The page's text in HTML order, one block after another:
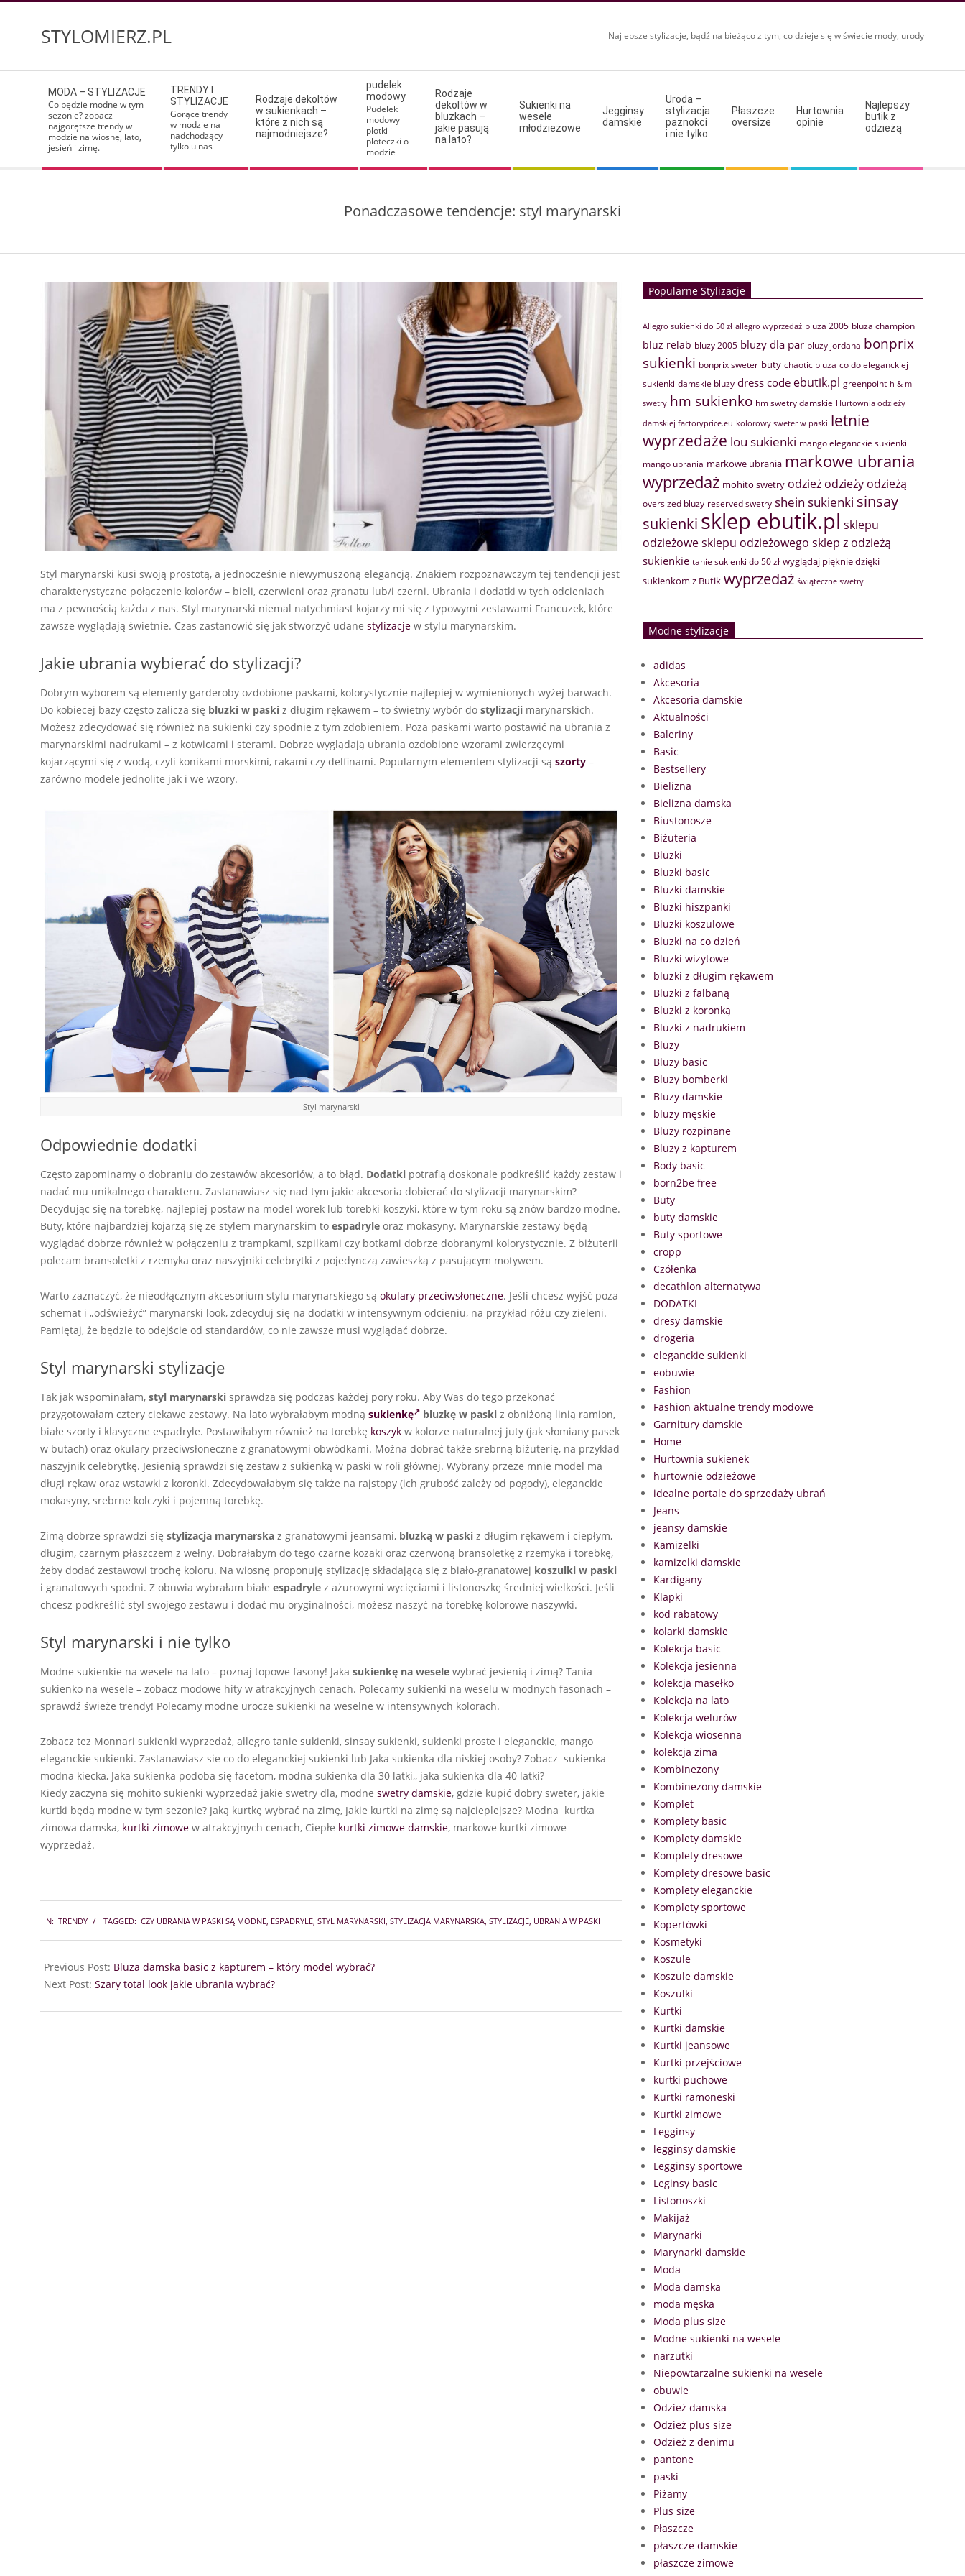
STYLOMIERZ.PL Najlepsze stylizacje, bądź na bieżąco z tym, co dzieje się w świecie mody, urody
Navigation
Menu
MODA – STYLIZACJE
Co będzie modne w tym
sezonie? zobacz
najgorętsze trendy w
modzie na wiosnę, lato,
jesień i zimę.
TRENDY I
STYLIZACJE
Gorące trendy
w modzie na
nadchodzący
tylko u nas
Rodzaje dekoltów
w sukienkach –
które z nich są
najmodniejsze?
pudelek
modowy
Pudelek
modowy
plotki i
ploteczki o
modzie
Rodzaje
dekoltów w
bluzkach –
jakie pasują
na lato?
Sukienki na
wesele
młodzieżowe
Jegginsy
damskie
Uroda –
stylizacja
paznokci
i nie tylko
Płaszcze
oversize
Hurtownia
opinie
Najlepszy
butik z
odzieżą
Ponadczasowe tendencje: styl marynarski
Styl marynarski kusi swoją prostotą, a jednocześnie niewymuszoną elegancją. Znakiem rozpoznawczym tej tendencji jest
charakterystyczne połączenie kolorów – bieli, czerwieni oraz granatu lub/i czerni. Ubrania i dodatki w tych odcieniach
ma z pewnością każda z nas. Styl marynarski niemal natychmiast kojarzy mi się z typowymi zestawami Francuzek, które
zawsze wyglądają świetnie. Czas zastanowić się jak stworzyć udane stylizacje w stylu marynarskim.
Jakie ubrania wybierać do stylizacji?
Dobrym wyborem są elementy garderoby ozdobione paskami, kolorystycznie najlepiej w wymienionych wyżej barwach.
Do kobiecej bazy często zalicza się bluzki w paski z długim rękawem – to świetny wybór do stylizacji marynarskich.
Możesz zdecydować się również na sukienki czy spodnie z tym zdobieniem. Poza paskami warto postawić na ubrania z
marynarskimi nadrukami – z kotwicami i sterami. Dobrze wyglądają ubrania ozdobione wzorami zwierzęcymi
kojarzącymi się z wodą, czyli konikami morskimi, rakami czy delfinami. Popularnym elementem stylizacji są szorty –
zarówno modele jednolite jak i we wzory.
Styl marynarski
Odpowiednie dodatki
Często zapominamy o dobraniu do zestawów akcesoriów, a to błąd. Dodatki potrafią doskonale podkreślić każdy zestaw i
nadać mu unikalnego charakteru. Zastanawiasz się nad tym jakie akcesoria dobierać do stylizacji marynarskim?
Decydując się na torebkę, najlepiej postaw na model worek lub torebki-koszyki, które w tym roku są znów bardzo modne.
Buty, które najbardziej kojarzą się ze stylem marynarskim to espadryle oraz mokasyny. Marynarskie zestawy będą
wyglądać dobrze również w połączeniu z trampkami, szpilkami czy botkami dobrze dobranymi kolorystycznie. Z biżuterii
polecam bransoletki z rzemyka oraz naszyjniki celebrytki z pojedynczą zawieszką z pasującym motywem.
Warto zaznaczyć, że nieodłącznym akcesorium stylu marynarskiego są okulary przeciwsłoneczne. Jeśli chcesz wyjść poza
schemat i „odświeżyć” marynarski look, zdecyduj się na dodatki w intensywnym odcieniu, na przykład różu czy zieleni.
Pamiętaj, że będzie to odejście od standardów, co nie zawsze musi wyglądać dobrze.
Styl marynarski stylizacje
Tak jak wspominałam, styl marynarski sprawdza się podczas każdej pory roku. Aby Was do tego przekonać
przygotowałam cztery ciekawe zestawy. Na lato wybrałabym modną sukienkę bluzkę w paski z obniżoną linią ramion,
białe szorty i klasyczne espadryle. Postawiłabym również na torebkę koszyk w kolorze naturalnej juty (jak słomiany pasek
w butach) oraz okulary przeciwsłoneczne z granatowymi obwódkami. Można dobrać także srebrną biżuterię, na przykład
naszyjnik celebrytkę. Jesienią sprawdzi się zestaw z sukienką w paski w roli głównej. Wybrany przeze mnie model ma
długi rękaw oraz wstawki z koronki. Zdecydowałabym się także na rajstopy (ich grubość zależy od pogody), eleganckie
mokasyny, srebrne kolczyki i pojemną torebkę.
Zimą dobrze sprawdzi się stylizacja marynarska z granatowymi jeansami, bluzką w paski z długim rękawem i ciepłym,
długim, czarnym płaszczem z wełny. Dobrałabym do tego czarne kozaki oraz czerwoną bransoletkę z rzemyka i torebkę,
żeby dodać zestawowi trochę koloru. Na wiosnę proponuję stylizację składającą się z biało-granatowej koszulki w paski
i granatowych spodni. Z obuwia wybrałam białe espadryle z ażurowymi wycięciami i listonoszkę średniej wielkości. Jeśli
chcesz podkreślić styl swojego zestawu i dodać mu oryginalności, możesz naszyć na torebkę kolorowe naszywki.
Styl marynarski i nie tylko
Modne sukienkie na wesele na lato – poznaj topowe fasony! Jaka sukienkę na wesele wybrać jesienią i zimą? Tania
sukienko na wesele – zobacz modowe hity w atrakcyjnych cenach. Polecamy sukienki na weselu w modnych fasonach –
sprawdź świeże trendy! Polecamy modne urocze sukienki na weselne w intensywnych kolorach.
Zobacz tez Monnari sukienki wyprzedaż, allegro tanie sukienki, sinsay sukienki, sukienki proste i eleganckie, mango
eleganckie sukienki. Zastanawiasz sie co do eleganckiej sukienki lub Jaka sukienka dla niskiej osoby? Zobacz sukienka
modna kiecka, Jaka sukienka podoba się facetom, modna sukienka dla 30 latki,, jaka sukienka dla 40 latki?
Kiedy zaczyna się mohito sukienki wyprzedaż jakie swetry dla, modne swetry damskie, gdzie kupić dobry sweter, jakie
kurtki będą modne w tym sezonie? Jaką kurtkę wybrać na zimę, Jakie kurtki na zimę są najcieplejsze? Modna kurtka
zimowa damska, kurtki zimowe w atrakcyjnych cenach, Ciepłe kurtki zimowe damskie, markowe kurtki zimowe
wyprzedaż.
10-
01
IN: TRENDY TAGGED: CZY UBRANIA W PASKI SĄ MODNE ESPADRYLE STYL MARYNARSKI STYLIZACJA MARYNARSKA STYLIZACJE UBRANIA W PASKI
Previous Post: Bluza damska basic z kapturem – który model wybrać?
Next Post: Szary total look jakie ubrania wybrać?
Popularne Stylizacje
Allegro sukienki do 50 zł allegro wyprzedaż bluza 2005 bluza champion
bluz relab bluzy 2005 bluzy dla par bluzy jordana bonprix
sukienki bonprix sweter buty chaotic bluza co do eleganckiej
sukienki damskie bluzy dress code ebutik.pl greenpoint h & m
swetry hm sukienko hm swetry damskie Hurtownia odzieży
damskiej factoryprice.eu kolorowy sweter w paski letnie
wyprzedaże lou sukienki mango eleganckie sukienki
mango ubrania markowe ubrania markowe ubrania
wyprzedaż mohito swetry odzież odzieży odzieżą
oversized bluzy reserved swetry shein sukienki sinsay
sukienki sklep ebutik.pl sklepu
odzieżowesklepu odzieżowego sklep z odzieżą
sukienkie tanie sukienki do 50 zł wyglądaj pięknie dzięki
sukienkom z Butik wyprzedaż świąteczne swetry
Modne stylizacje
adidas
Akcesoria
Akcesoria damskie
Aktualności
Baleriny
Basic
Bestsellery
Bielizna
Bielizna damska
Biustonosze
Biżuteria
Bluzki
Bluzki basic
Bluzki damskie
Bluzki hiszpanki
Bluzki koszulowe
Bluzki na co dzień
Bluzki wizytowe
bluzki z długim rękawem
Bluzki z falbaną
Bluzki z koronką
Bluzki z nadrukiem
Bluzy
Bluzy basic
Bluzy bomberki
Bluzy damskie
bluzy męskie
Bluzy rozpinane
Bluzy z kapturem
Body basic
born2be free
Buty
buty damskie
Buty sportowe
cropp
Czółenka
decathlon alternatywa
DODATKI
dresy damskie
drogeria
eleganckie sukienki
eobuwie
Fashion
Fashion aktualne trendy modowe
Garnitury damskie
Home
Hurtownia sukienek
hurtownie odzieżowe
idealne portale do sprzedaży ubrań
Jeans
jeansy damskie
Kamizelki
kamizelki damskie
Kardigany
Klapki
kod rabatowy
kolarki damskie
Kolekcja basic
Kolekcja jesienna
kolekcja masełko
Kolekcja na lato
Kolekcja welurów
Kolekcja wiosenna
kolekcja zima
Kombinezony
Kombinezony damskie
Komplet
Komplety basic
Komplety damskie
Komplety dresowe
Komplety dresowe basic
Komplety eleganckie
Komplety sportowe
Kopertówki
Kosmetyki
Koszule
Koszule damskie
Koszulki
Kurtki
Kurtki damskie
Kurtki jeansowe
Kurtki przejściowe
kurtki puchowe
Kurtki ramoneski
Kurtki zimowe
Legginsy
legginsy damskie
Legginsy sportowe
Leginsy basic
Listonoszki
Makijaż
Marynarki
Marynarki damskie
Moda
Moda damska
moda męska
Moda plus size
Modne sukienki na wesele
narzutki
Niepowtarzalne sukienki na wesele
obuwie
Odzież damska
Odzież plus size
Odzież z denimu
pantone
paski
Piżamy
Plus size
Płaszcze
płaszcze damskie
płaszcze zimowe